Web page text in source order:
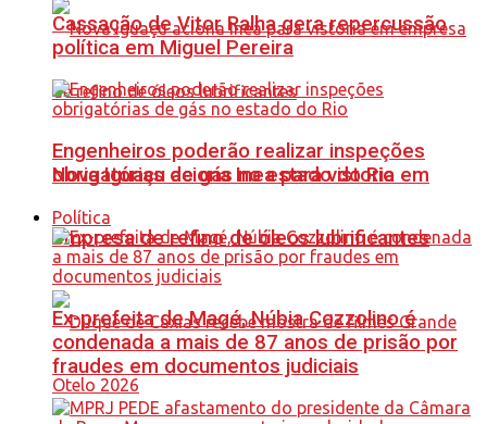
Nova Iguaçu aciona Inea para vistoria em
empresa de refino de óleos lubrificantes
Cassação de Vitor Ralha gera repercussão
política em Miguel Pereira
Engenheiros poderão realizar inspeções
obrigatórias de gás no estado do Rio
Política
Ex-prefeita de Magé, Núbia Cozzolino é
condenada a mais de 87 anos de prisão por
fraudes em documentos judiciais